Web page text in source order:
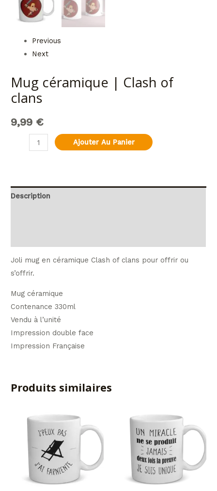
Previous
Next
Mug céramique | Clash of
clans
9,99 €
Ajouter Au Panier
Description
Joli mug en céramique Clash of clans pour offrir ou
s’offrir.
Mug céramique
Contenance 330ml
Vendu à l’unité
Impression double face
Impression Française
Produits similaires